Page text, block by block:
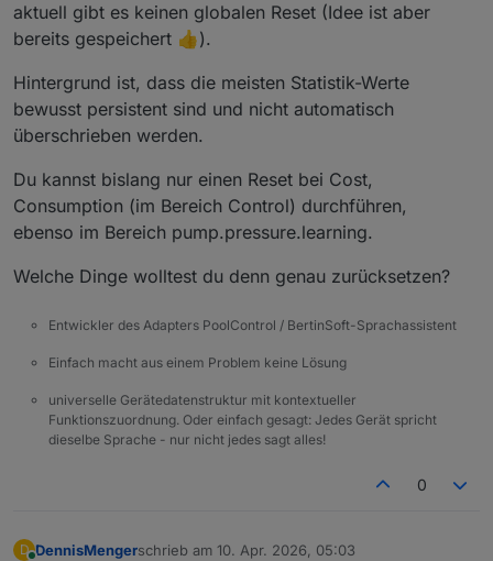
aktuell gibt es keinen globalen Reset (Idee ist aber
bereits gespeichert 👍).
Hintergrund ist, dass die meisten Statistik-Werte
bewusst persistent sind und nicht automatisch
überschrieben werden.
Du kannst bislang nur einen Reset bei Cost,
Consumption (im Bereich Control) durchführen,
ebenso im Bereich pump.pressure.learning.
Welche Dinge wolltest du denn genau zurücksetzen?
Entwickler des Adapters PoolControl / BertinSoft-Sprachassistent
Einfach macht aus einem Problem keine Lösung
universelle Gerätedatenstruktur mit kontextueller
Funktionszuordnung. Oder einfach gesagt: Jedes Gerät spricht
dieselbe Sprache - nur nicht jedes sagt alles!
0
D DennisMengerschrieb am 10. Apr. 2026, 05:03